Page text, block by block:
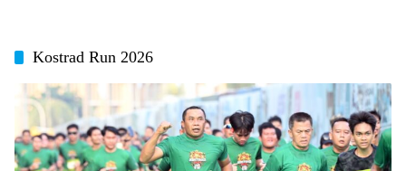
Kostrad Run 2026